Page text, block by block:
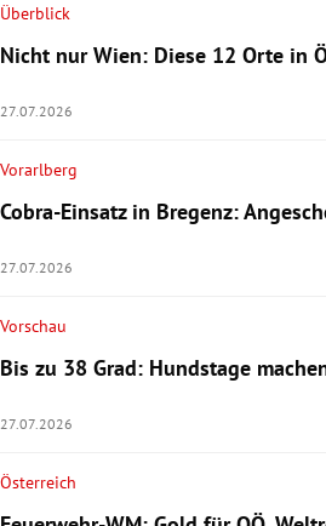
Überblick
Nicht nur Wien: Diese 12 Orte in
27.07.2026
Vorarlberg
Cobra-Einsatz in Bregenz:
27.07.2026
Vorschau
Bis zu 38 Grad: Hundstage
27.07.2026
Österreich